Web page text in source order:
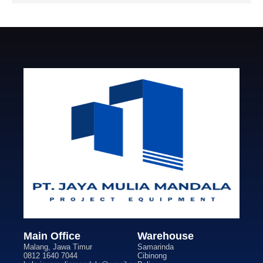
Main Office
Malang, Jawa Timur
0812 1640 7044
Warehouse
Samarinda
Cibinong